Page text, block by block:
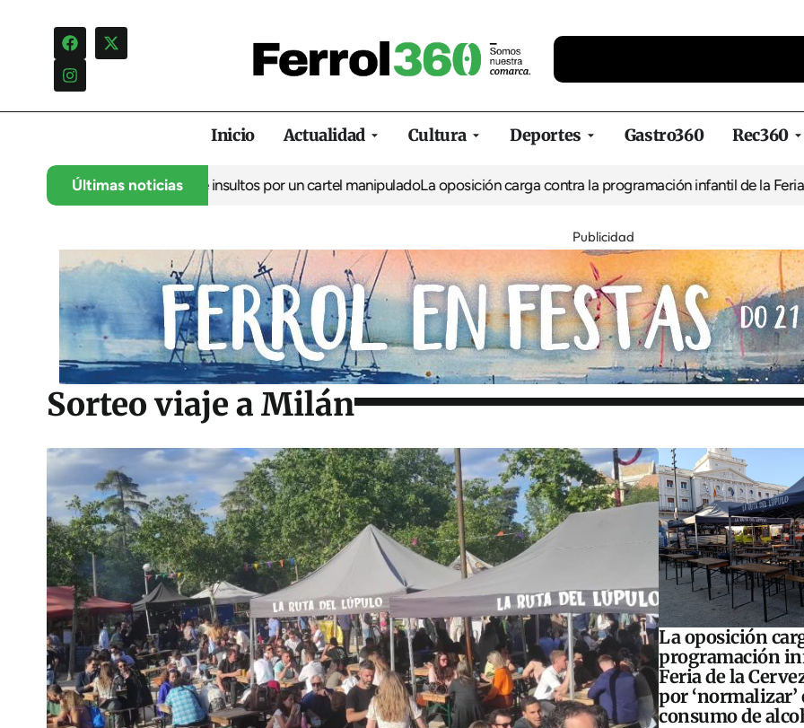
Inicio Actualidad Cultura Deportes Gastro360 Rec360
Últimas noticias
una campaña de insultos por un cartel manipuladoLa oposición carga contra la programación infantil de la Feria de la
Publicidad
Sorteo viaje a Milán
La oposición
programación
Feria de la
por ‘normalizar’
consumo de